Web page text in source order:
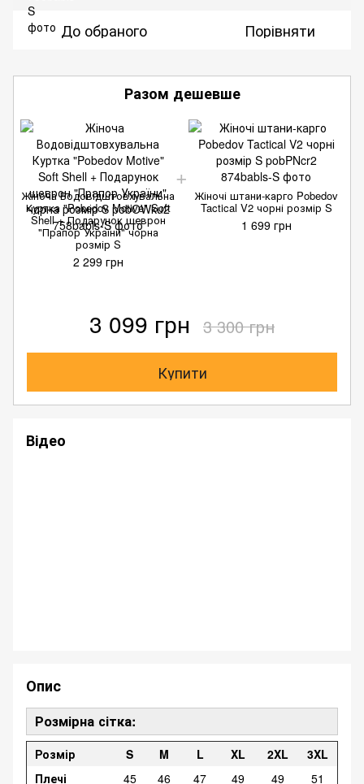
До обраного Порівняти
Разом дешевше
Жіноча Водовідштовхувальна
Куртка "Pobedov Motive" Soft
Shell + Подарунок шеврон
"Прапор України" чорна
розмір S
2 299 грн
Жіночі штани-карго Pobedov
Tactical V2 чорні розмір S
1 699 грн
3 099 грн 3 300 грн
Купити
Відео
Опис
Розмірна сітка:
Розмір S M L XL 2XL
3XL
Плечі
45 46 47 49 49
51